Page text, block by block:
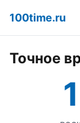
100time.ru
Точное